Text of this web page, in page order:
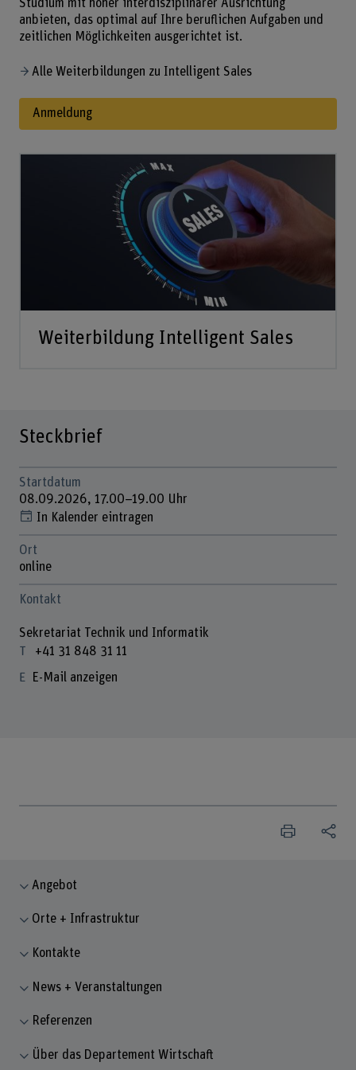
Studium mit hoher interdisziplinärer Ausrichtung
anbieten, das optimal auf Ihre beruflichen Aufgaben und
zeitlichen Möglichkeiten ausgerichtet ist.
Alle Weiterbildungen zu Intelligent Sales
Anmeldung
Weiterbildung Intelligent Sales
Steckbrief
Startdatum
08.09.2026, 17.00–19.00 Uhr
In Kalender eintragen
Ort
online
Kontakt
Sekretariat Technik und Informatik
+41 31 848 31 11
E-Mail anzeigen
Angebot
Orte + Infrastruktur
Kontakte
News + Veranstaltungen
Referenzen
Über das Departement Wirtschaft